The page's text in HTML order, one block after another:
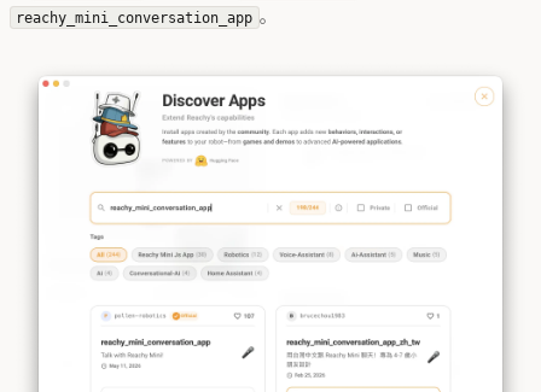
reachy_mini_conversation_app 。